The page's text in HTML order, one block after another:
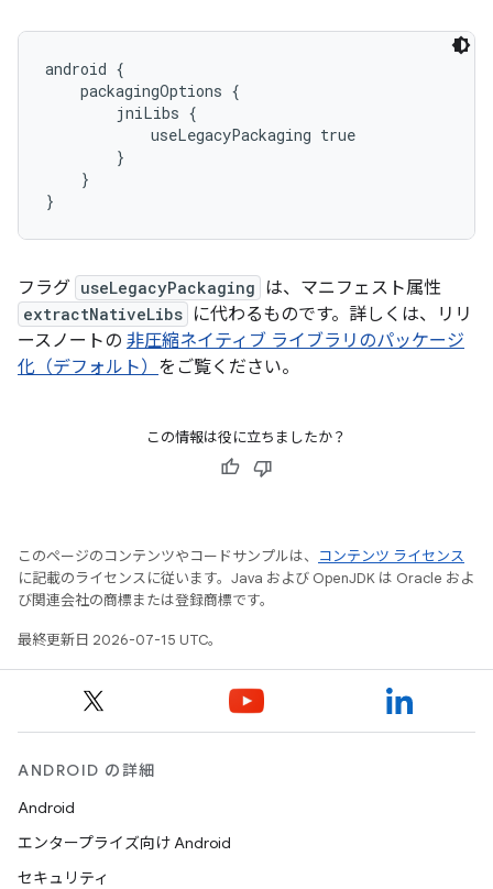
android {
    packagingOptions {
        jniLibs {
            useLegacyPackaging true
        }
    }
}
フラグ useLegacyPackaging は、マニフェスト属性
extractNativeLibs に代わるものです。詳しくは、リリ
ースノートの 非圧縮ネイティブ ライブラリのパッケージ
化（デフォルト） をご覧ください。
この情報は役に立ちましたか？
このページのコンテンツやコードサンプルは、
コンテンツ ライセンス
に記載のライセンスに従います。Java および OpenJDK は Oracle およ
び関連会社の商標または登録商標です。
最終更新日 2026-07-15 UTC。
ANDROID の詳細
Android
エンタープライズ向け Android
セキュリティ